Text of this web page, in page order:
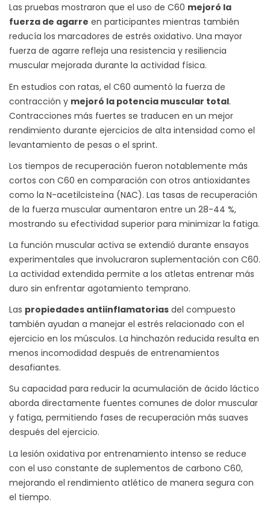
Las pruebas mostraron que el uso de C60 mejoró la
fuerza de agarre en participantes mientras también
reducía los marcadores de estrés oxidativo. Una mayor
fuerza de agarre refleja una resistencia y resiliencia
muscular mejorada durante la actividad física.
En estudios con ratas, el C60 aumentó la fuerza de
contracción y mejoró la potencia muscular total.
Contracciones más fuertes se traducen en un mejor
rendimiento durante ejercicios de alta intensidad como el
levantamiento de pesas o el sprint.
Los tiempos de recuperación fueron notablemente más
cortos con C60 en comparación con otros antioxidantes
como la N-acetilcisteína (NAC). Las tasas de recuperación
de la fuerza muscular aumentaron entre un 28-44 %,
mostrando su efectividad superior para minimizar la fatiga.
La función muscular activa se extendió durante ensayos
experimentales que involucraron suplementación con C60.
La actividad extendida permite a los atletas entrenar más
duro sin enfrentar agotamiento temprano.
Las propiedades antiinflamatorias del compuesto
también ayudan a manejar el estrés relacionado con el
ejercicio en los músculos. La hinchazón reducida resulta en
menos incomodidad después de entrenamientos
desafiantes.
Su capacidad para reducir la acumulación de ácido láctico
aborda directamente fuentes comunes de dolor muscular
y fatiga, permitiendo fases de recuperación más suaves
después del ejercicio.
La lesión oxidativa por entrenamiento intenso se reduce
con el uso constante de suplementos de carbono C60,
mejorando el rendimiento atlético de manera segura con
el tiempo.